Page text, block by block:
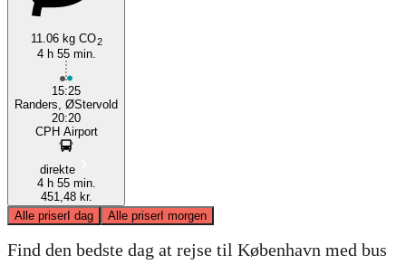
11.06 kg CO2
4 h 55 min.
15:25
Randers, ØStervold
20:20
CPH Airport
direkte
4 h 55 min.
451,48 kr.
Alle priserI dag Alle priserI morgen
Find den bedste dag at rejse til København med bus